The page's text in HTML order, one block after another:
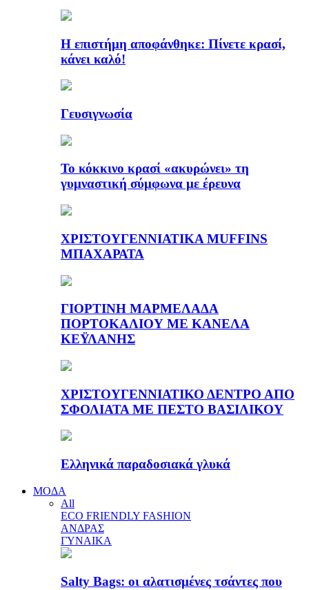
Η επιστήμη αποφάνθηκε: Πίνετε κρασί,
κάνει καλό!
Γευσιγνωσία
Το κόκκινο κρασί «ακυρώνει» τη
γυμναστική σύμφωνα με έρευνα
ΧΡΙΣΤΟΥΓΕΝΝΙΑΤΙΚΑ MUFFINS
ΜΠΑΧΑΡΑΤΑ
ΓΙΟΡΤΙΝΗ ΜΑΡΜΕΛΑΔΑ
ΠΟΡΤΟΚΑΛΙΟΥ ΜΕ ΚΑΝΕΛΑ
ΚΕΫΛΑΝΗΣ
ΧΡΙΣΤΟΥΓΕΝΝΙΑΤΙΚΟ ΔΕΝΤΡΟ ΑΠΟ
ΣΦΟΛΙΑΤΑ ΜΕ ΠΕΣΤΟ ΒΑΣΙΛΙΚΟΥ
Ελληνικά παραδοσιακά γλυκά
ΜΟΔΑ
All
ECO FRIENDLY FASHION
ΑΝΔΡΑΣ
ΓΥΝΑΙΚΑ
Salty Bags: οι αλατισμένες τσάντες που